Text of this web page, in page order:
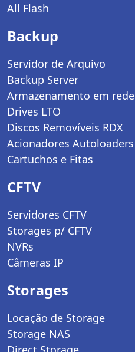
All Flash
Backup
Servidor de Arquivo
Backup Server
Armazenamento em rede
Drives LTO
Discos Removíveis RDX
Acionadores Autoloaders
Cartuchos e Fitas
CFTV
Servidores CFTV
Storages p/ CFTV
NVRs
Câmeras IP
Storages
Locação de Storage
Storage NAS